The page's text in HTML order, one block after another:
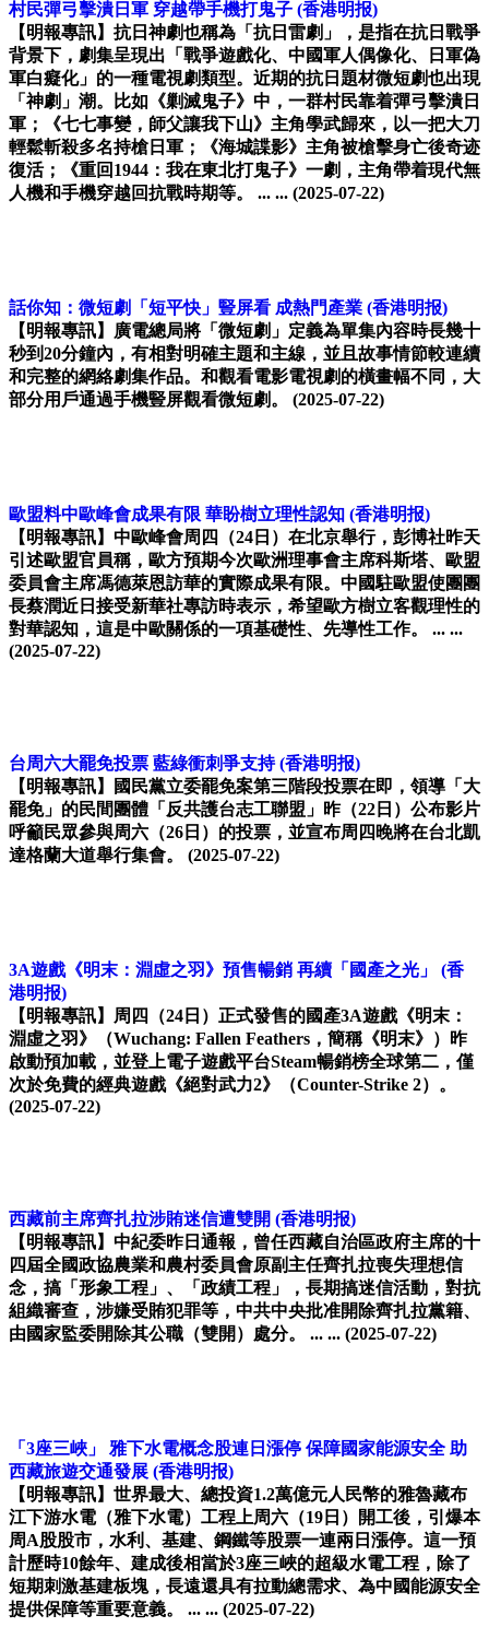
村民彈弓擊潰日軍 穿越帶手機打鬼子 (香港明报)
【明報專訊】抗日神劇也稱為「抗日雷劇」，是指在抗日戰爭
背景下，劇集呈現出「戰爭遊戲化、中國軍人偶像化、日軍偽
軍白癡化」的一種電視劇類型。近期的抗日題材微短劇也出現
「神劇」潮。比如《剿滅鬼子》中，一群村民靠着彈弓擊潰日
軍；《七七事變，師父讓我下山》主角學武歸來，以一把大刀
輕鬆斬殺多名持槍日軍；《海城諜影》主角被槍擊身亡後奇迹
復活；《重回1944：我在東北打鬼子》一劇，主角帶着現代無
人機和手機穿越回抗戰時期等。 ... ... (2025-07-22)
話你知：微短劇「短平快」豎屏看 成熱門產業 (香港明报)
【明報專訊】廣電總局將「微短劇」定義為單集內容時長幾十
秒到20分鐘內，有相對明確主題和主線，並且故事情節較連續
和完整的網絡劇集作品。和觀看電影電視劇的橫畫幅不同，大
部分用戶通過手機豎屏觀看微短劇。
(2025-07-22)
歐盟料中歐峰會成果有限 華盼樹立理性認知 (香港明报)
【明報專訊】中歐峰會周四（24日）在北京舉行，彭博社昨天
引述歐盟官員稱，歐方預期今次歐洲理事會主席科斯塔、歐盟
委員會主席馮德萊恩訪華的實際成果有限。中國駐歐盟使團團
長蔡潤近日接受新華社專訪時表示，希望歐方樹立客觀理性的
對華認知，這是中歐關係的一項基礎性、先導性工作。 ... ...
(2025-07-22)
台周六大罷免投票 藍綠衝刺爭支持 (香港明报)
【明報專訊】國民黨立委罷免案第三階段投票在即，領導「大
罷免」的民間團體「反共護台志工聯盟」昨（22日）公布影片
呼籲民眾參與周六（26日）的投票，並宣布周四晚將在台北凱
達格蘭大道舉行集會。
(2025-07-22)
3A遊戲《明末：淵虛之羽》預售暢銷 再續「國產之光」
(香
港明报)
【明報專訊】周四（24日）正式發售的國產3A遊戲《明末：
淵虛之羽》（Wuchang: Fallen Feathers，簡稱《明末》）昨
啟動預加載，並登上電子遊戲平台Steam暢銷榜全球第二，僅
次於免費的經典遊戲《絕對武力2》（Counter-Strike 2）。
(2025-07-22)
西藏前主席齊扎拉涉賄迷信遭雙開 (香港明报)
【明報專訊】中紀委昨日通報，曾任西藏自治區政府主席的十
四屆全國政協農業和農村委員會原副主任齊扎拉喪失理想信
念，搞「形象工程」、「政績工程」，長期搞迷信活動，對抗
組織審查，涉嫌受賄犯罪等，中共中央批准開除齊扎拉黨籍、
由國家監委開除其公職（雙開）處分。 ... ... (2025-07-22)
「3座三峽」 雅下水電概念股連日漲停 保障國家能源安全 助
西藏旅遊交通發展 (香港明报)
【明報專訊】世界最大、總投資1.2萬億元人民幣的雅魯藏布
江下游水電（雅下水電）工程上周六（19日）開工後，引爆本
周A股股市，水利、基建、鋼鐵等股票一連兩日漲停。這一預
計歷時10餘年、建成後相當於3座三峽的超級水電工程，除了
短期刺激基建板塊，長遠還具有拉動總需求、為中國能源安全
提供保障等重要意義。 ... ... (2025-07-22)